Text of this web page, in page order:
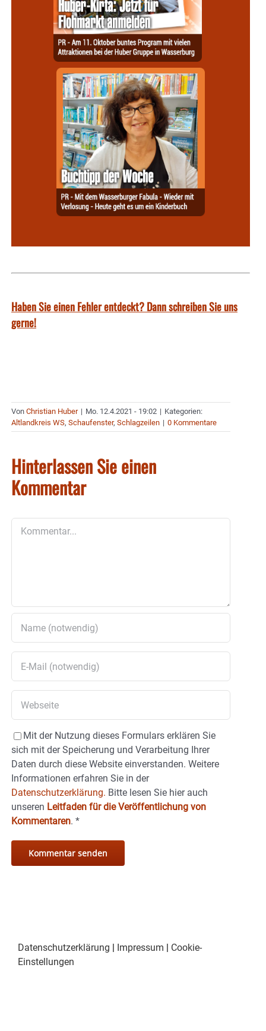
Haben Sie einen Fehler entdeckt? Dann schreiben Sie uns
gerne!
Von Christian Huber | Mo. 12.4.2021 - 19:02 | Kategorien:
Altlandkreis WS, Schaufenster, Schlagzeilen | 0 Kommentare
Hinterlassen Sie einen
Kommentar
Mit der Nutzung dieses Formulars erklären Sie
sich mit der Speicherung und Verarbeitung Ihrer
Daten durch diese Website einverstanden. Weitere
Informationen erfahren Sie in der
Datenschutzerklärung. Bitte lesen Sie hier auch
unseren Leitfaden für die Veröffentlichung von
Kommentaren. *
Datenschutzerklärung Impressum
Cookie-
Einstellungen